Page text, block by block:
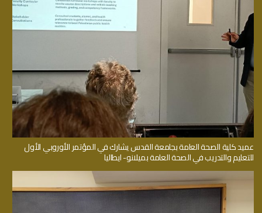
عميد كلية الصحة العامة بجامعة القدس يشارك في المؤتمر الأوروبي الأول
للتعليم والتدريب في الصحة العامة بميلانو- ايطاليا